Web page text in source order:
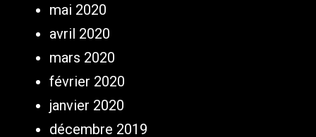
mai 2020
avril 2020
mars 2020
février 2020
janvier 2020
décembre 2019